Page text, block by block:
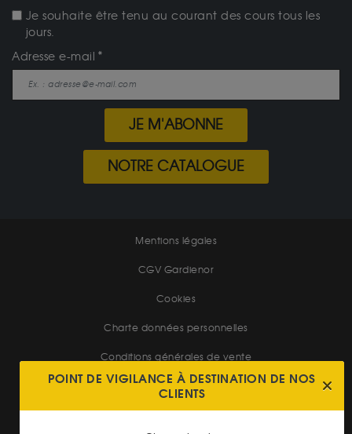
Je souhaite être tenu au courant des cours tous les
jours.
Adresse e-mail
JE M'ABONNE
NOTRE CATALOGUE
Mentions légales
CGV Gardienor
Cookies
Charte données personnelles
Conditions générales de vente
Conditions générales d'achat
POINT DE VIGILANCE À DESTINATION DE NOS
CLIENTS